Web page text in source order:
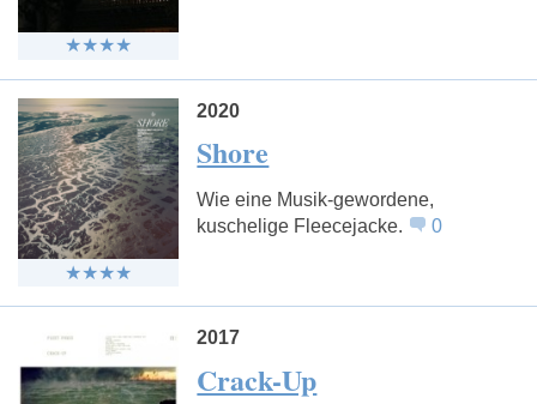
2020
Shore
Wie eine Musik-gewordene,
kuschelige Fleecejacke.
0
2017
Crack-Up